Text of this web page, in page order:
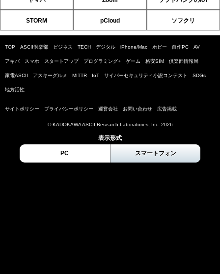
STORM pCloud ソフクリ
TOP ASCII倶楽部 ビジネス TECH デジタル iPhone/Mac ホビー 自作PC AV
アキバ スマホ スタートアップ プログラミング+ ゲーム 格安SIM 倶楽部情報局
家電ASCII アスキーグルメ MITTR IoT サイバーセキュリティ小説コンテスト SDGs
地方活性
サイトポリシー プライバシーポリシー 運営会社 お問い合わせ 広告掲載
© KADOKAWA ASCII Research Laboratories, Inc. 2026
表示形式
PC スマートフォン